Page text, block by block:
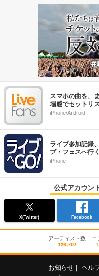
スマホの曲を、
場感でセットリ
iPhone/Android
ライブ参加記録
ブ・フェスへ行
iPhone
公式アカウン
X(Twitter) Facebook
アーティスト数
126,702
コ
お知らせ ヘル